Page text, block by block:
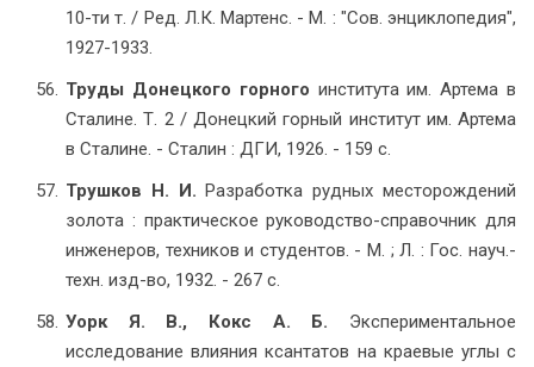
10-ти т. / Ред. Л.К. Мартенс. - М. : "Сов. энциклопедия",
1927-1933.
Труды Донецкого горного института им. Артема в
Сталине. Т. 2 / Донецкий горный институт им. Артема
в Сталине. - Сталин : ДГИ, 1926. - 159 с.
Трушков Н. И.Разработка рудных месторождений
золота : практическое руководство-справочник для
инженеров, техников и студентов. - М. ; Л. : Гос. науч.-
техн. изд-во, 1932. - 267 с.
Уорк Я. В., Кокс А. Б. Экспериментальное
исследование влияния ксантатов на краевые углы с